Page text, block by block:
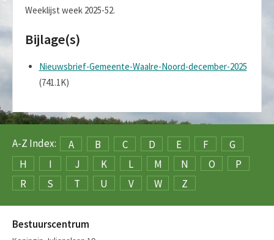
Weeklijst week 2025-52.
Bijlage(s)
Nieuwsbrief-Gemeente-Waalre-Noord-december-2025
(741.1K)
A-Z Index: A B C D E F
G
H
I J K L M N O
P
R
S T U V W Z
Bestuurscentrum